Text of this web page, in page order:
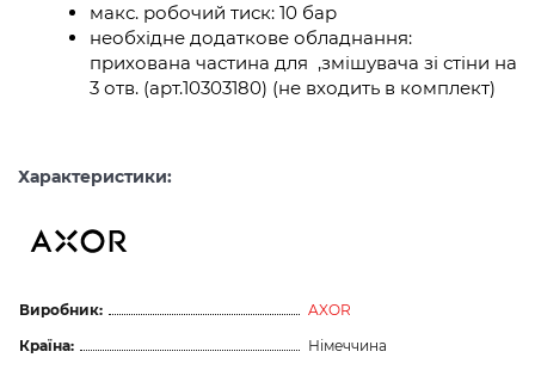
макс. робочий тиск: 10 бар
необхідне додаткове обладнання:
прихована частина для ,змішувача зі стіни на
3 отв. (арт.10303180) (не входить в комплект)
Характеристики:
Виробник:
AXOR
Країна:
Німеччина